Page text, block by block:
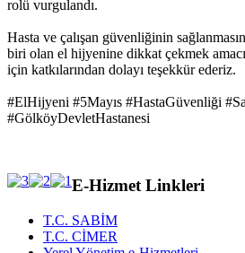
rolü vurgulandı.
Hasta ve çalışan güvenliğinin
biri olan el hijyenine dikkat çekmek
için katkılarından dolayı teşekkür ederiz.
#ElHijyeni #5Mayıs #HastaGüvenliği
#GölköyDevletHastanesi
E-Hizmet Linkleri
T.C. SABİM
T.C. CİMER